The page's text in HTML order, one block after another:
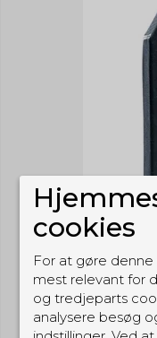
cookies
For at gøre
mest relevant for
og tredjeparts
analysere besøg